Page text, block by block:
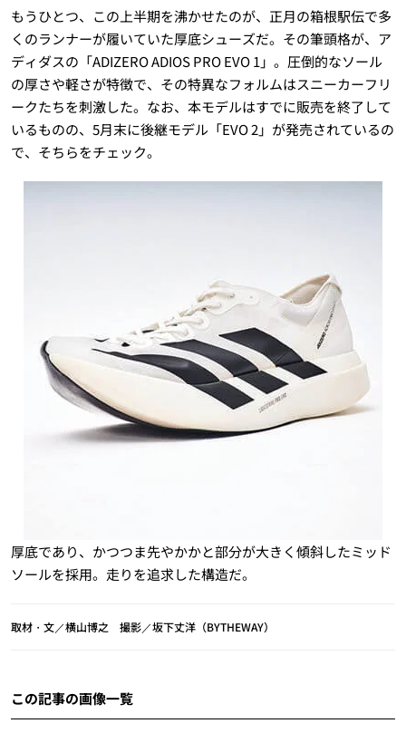
もうひとつ、この上半期を沸かせたのが、正月の箱根駅伝で多
くのランナーが履いていた厚底シューズだ。その筆頭格が、ア
ディダスの「ADIZERO ADIOS PRO EVO 1」。圧倒的なソール
の厚さや軽さが特徴で、その特異なフォルムはスニーカーフリ
ークたちを刺激した。なお、本モデルはすでに販売を終了して
いるものの、5月末に後継モデル「EVO 2」が発売されているの
で、そちらをチェック。
厚底であり、かつつま先やかかと部分が大きく傾斜したミッド
ソールを採用。走りを追求した構造だ。
取材・文／横山博之 撮影／坂下丈洋（BYTHEWAY）
この記事の画像一覧